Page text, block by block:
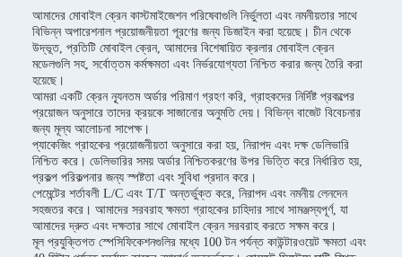
আমাদের মোবাইল ক্রেন কাস্টমাইজেশন পরিষেবাগুলি নির্ভুলতা এবং নমনীয়তার সাথে
বিভিন্ন অপারেশনাল প্রয়োজনীয়তা পূরণের জন্য ডিজাইন করা হয়েছে। চীন থেকে
উদ্ভূত, প্রতিটি মোবাইল ক্রেন, আমাদের বিশেষায়িত ক্রলার মোবাইল ক্রেন
মডেলগুলি সহ, সর্বোত্তম কর্মক্ষমতা এবং নির্ভরযোগ্যতা নিশ্চিত করার জন্য তৈরি করা
হয়েছে।
আমরা একটি ক্রেন ন্যূনতম অর্ডার পরিমাণ গ্রহণ করি, গ্রাহকদের নির্দিষ্ট প্রকল্পের
প্রয়োজন অনুসারে তাদের ক্রয়কে সাজানোর অনুমতি দেয়। বিভিন্ন বাজেট বিবেচনার
জন্য মূল্য আলোচনা সাপেক্ষ।
প্যাকেজিং গ্রাহকের প্রয়োজনীয়তা অনুসারে করা হয়, নিরাপদ এবং দক্ষ ডেলিভারি
নিশ্চিত করে। ডেলিভারির সময় অর্ডার নিশ্চিতকরণের উপর ভিত্তি করে নির্ধারিত হয়,
প্রকল্প পরিকল্পনার জন্য স্পষ্টতা এবং সুবিধা প্রদান করে।
পেমেন্টের শর্তাবলী L/C এবং T/T অন্তর্ভুক্ত করে, নিরাপদ এবং নমনীয় লেনদেন
সহজতর করে। আমাদের সরবরাহ ক্ষমতা গ্রাহকের চাহিদার সাথে সামঞ্জস্যপূর্ণ, যা
আমাদের দ্রুত এবং দক্ষতার সাথে মোবাইল ক্রেন সরবরাহ করতে সক্ষম করে।
মূল প্রযুক্তিগত স্পেসিফিকেশনগুলির মধ্যে 100 টন পর্যন্ত কাউন্টারওয়েট ক্ষমতা এবং